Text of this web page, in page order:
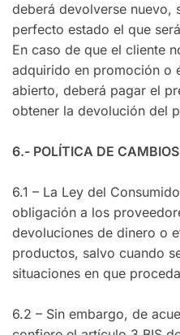
deberá devolverse nuevo,
perfecto estado el que
En caso de que el cliente
adquirido en promoción o
abierto, deberá pagar el
obtener la devolución del
6.- POLÍTICA DE
6.1 – La Ley del
obligación a los
devoluciones de dinero o
productos, salvo cuando
situaciones en que
6.2 – Sin embargo, de